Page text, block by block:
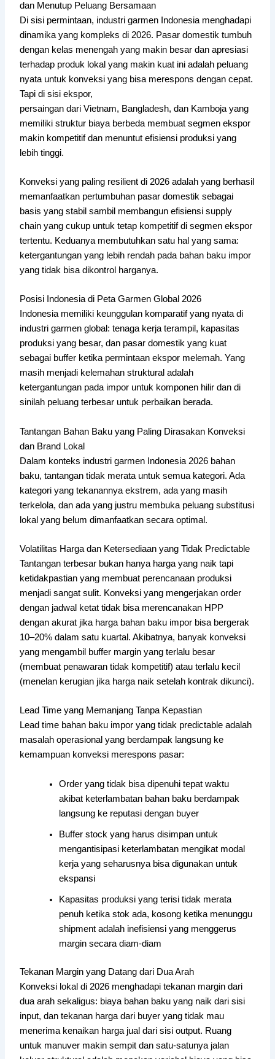
dan Menutup Peluang Bersamaan
Di sisi permintaan, industri garmen Indonesia menghadapi
dinamika yang kompleks di 2026. Pasar domestik tumbuh
dengan kelas menengah yang makin besar dan apresiasi
terhadap produk lokal yang makin kuat ini adalah peluang
nyata untuk konveksi yang bisa merespons dengan cepat.
Tapi di sisi ekspor,
persaingan dari Vietnam, Bangladesh, dan Kamboja yang
memiliki struktur biaya berbeda membuat segmen ekspor
makin kompetitif dan menuntut efisiensi produksi yang
lebih tinggi.
Konveksi yang paling resilient di 2026 adalah yang berhasil
memanfaatkan pertumbuhan pasar domestik sebagai
basis yang stabil sambil membangun efisiensi supply
chain yang cukup untuk tetap kompetitif di segmen ekspor
tertentu. Keduanya membutuhkan satu hal yang sama:
ketergantungan yang lebih rendah pada bahan baku impor
yang tidak bisa dikontrol harganya.
Posisi Indonesia di Peta Garmen Global 2026
Indonesia memiliki keunggulan komparatif yang nyata di
industri garmen global: tenaga kerja terampil, kapasitas
produksi yang besar, dan pasar domestik yang kuat
sebagai buffer ketika permintaan ekspor melemah. Yang
masih menjadi kelemahan struktural adalah
ketergantungan pada impor untuk komponen hilir dan di
sinilah peluang terbesar untuk perbaikan berada.
Tantangan Bahan Baku yang Paling Dirasakan Konveksi
dan Brand Lokal
Dalam konteks industri garmen Indonesia 2026 bahan
baku, tantangan tidak merata untuk semua kategori. Ada
kategori yang tekanannya ekstrem, ada yang masih
terkelola, dan ada yang justru membuka peluang substitusi
lokal yang belum dimanfaatkan secara optimal.
Volatilitas Harga dan Ketersediaan yang Tidak Predictable
Tantangan terbesar bukan hanya harga yang naik tapi
ketidakpastian yang membuat perencanaan produksi
menjadi sangat sulit. Konveksi yang mengerjakan order
dengan jadwal ketat tidak bisa merencanakan HPP
dengan akurat jika harga bahan baku impor bisa bergerak
10–20% dalam satu kuartal. Akibatnya, banyak konveksi
yang mengambil buffer margin yang terlalu besar
(membuat penawaran tidak kompetitif) atau terlalu kecil
(menelan kerugian jika harga naik setelah kontrak dikunci).
Lead Time yang Memanjang Tanpa Kepastian
Lead time bahan baku impor yang tidak predictable adalah
masalah operasional yang berdampak langsung ke
kemampuan konveksi merespons pasar:
Order yang tidak bisa dipenuhi tepat waktu
akibat keterlambatan bahan baku berdampak
langsung ke reputasi dengan buyer
Buffer stock yang harus disimpan untuk
mengantisipasi keterlambatan mengikat modal
kerja yang seharusnya bisa digunakan untuk
ekspansi
Kapasitas produksi yang terisi tidak merata
penuh ketika stok ada, kosong ketika menunggu
shipment adalah inefisiensi yang menggerus
margin secara diam-diam
Tekanan Margin yang Datang dari Dua Arah
Konveksi lokal di 2026 menghadapi tekanan margin dari
dua arah sekaligus: biaya bahan baku yang naik dari sisi
input, dan tekanan harga dari buyer yang tidak mau
menerima kenaikan harga jual dari sisi output. Ruang
untuk manuver makin sempit dan satu-satunya jalan